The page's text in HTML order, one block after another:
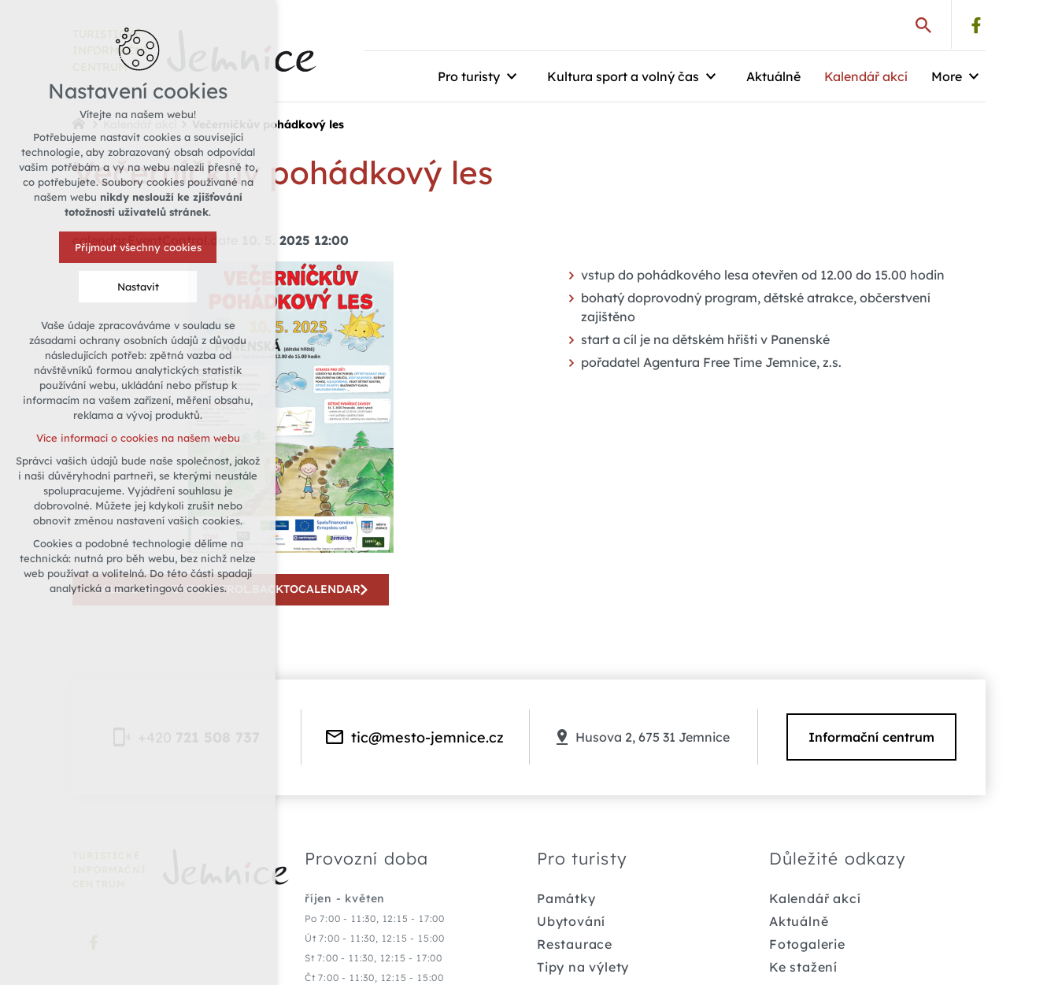
TURISTICKÉ
INFORMAČNÍ
CENTRUM
Pro turisty Kultura sport a volný čas Aktuálně Kalendář akcí More
Večerníčkův pohádkový les
Večerníčkův pohádkový les
calendar.EventControl.date 10. 5. 2025 12:00
vstup do pohádkového lesa otevřen od 12.00 do 15.00 hodin
bohatý doprovodný program, dětské atrakce, občerstvení
zajištěno
start a cíl je na dětském hřišti v Panenské
pořadatel Agentura Free Time Jemnice, z.s.
CALENDAR.EVENTCONTROL.BACKTOCALENDAR
tic@mesto-jemnice.cz Husova 2, 675 31 Jemnice Informační centrum
Provozní doba
říjen - květen
Po 7:00 - 11:30, 12:15 - 17:00
Út 7:00 - 11:30, 12:15 - 15:00
St 7:00 - 11:30, 12:15 - 17:00
Čt 7:00 - 11:30, 12:15 - 15:00
Pro turisty
Památky
Ubytování
Restaurace
Tipy na výlety
Důležité odkazy
Kalendář akcí
Aktuálně
Fotogalerie
Ke stažení
Nastavení cookies
Vítejte na našem webu!
Potřebujeme nastavit cookies a související
technologie, aby zobrazovaný obsah odpovídal
vašim potřebám a vy na webu nalezli přesně to,
co potřebujete. Soubory cookies používané na
našem webu nikdy neslouží ke zjišťování
totožnosti uživatelů stránek.
Přijmout všechny cookies
Nastavit
Technická cookies
nutná pro provozování webu
udržení kontextu stránek (session):
případná přihlášení, volby jazyka, apod.
Volitelná cookies
vyhodnocení návštěvnosti
marketingová cookies (Google)
Více informací o cookies na našem webu
Odmítnout vše
Vaše údaje zpracováváme v souladu se
zásadami ochrany osobních údajů z důvodu
následujících potřeb: zpětná vazba od
návštěvníků formou analytických statistik
používání webu, ukládání nebo přístup k
informacím na vašem zařízení, měření obsahu,
reklama a vývoj produktů.
Více informací o cookies na našem webu
Správci vašich údajů bude naše společnost, jakož
i naši důvěryhodní partneři, se kterými neustále
spolupracujeme. Vyjádření souhlasu je
dobrovolné. Můžete jej kdykoli zrušit nebo
obnovit změnou nastavení vašich cookies.
Cookies a podobné technologie dělíme na
technická: nutná pro běh webu, bez nichž nelze
web používat a volitelná. Do této části spadají
analytická a marketingová cookies.